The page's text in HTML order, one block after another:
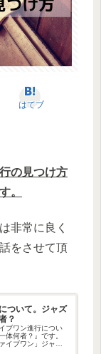
はてブ
の見つけ方
。
非常に良く
をさせて頂
ついて。ジャズ
？
ブワン進行につい
体何者？』です。
イブワン」ジャズ